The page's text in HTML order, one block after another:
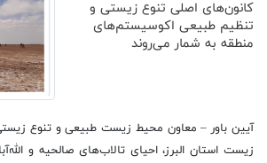
کانون‌های اصلی تنوع زیستی و
تنظیم طبیعی اکوسیستم‌های
منطقه به شمار می‌روند
آیین باور – معاون محیط زیست طبیعی و تنوع
زیست استان البرز، احیای تالاب‌های صالحیه و